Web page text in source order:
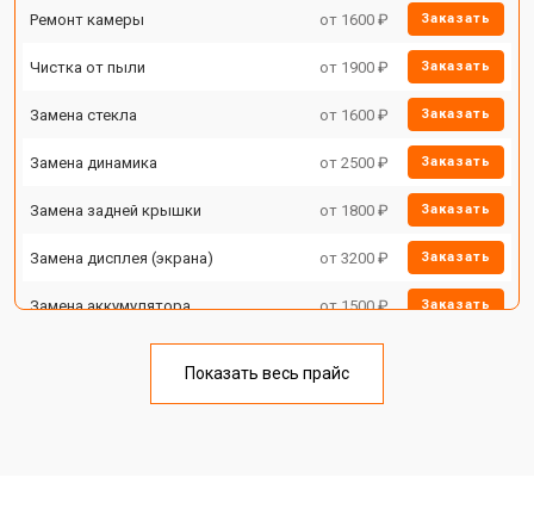
Ремонт камеры от 1600 ₽ Заказать
Чистка от пыли от 1900 ₽ Заказать
Замена стекла от 1600 ₽ Заказать
Замена динамика от 2500 ₽ Заказать
Замена задней крышки от 1800 ₽ Заказать
Замена дисплея (экрана) от 3200 ₽ Заказать
Замена аккумулятора от 1500 ₽ Заказать
Замена материнской платы от 3200 ₽
Показать весь прайс